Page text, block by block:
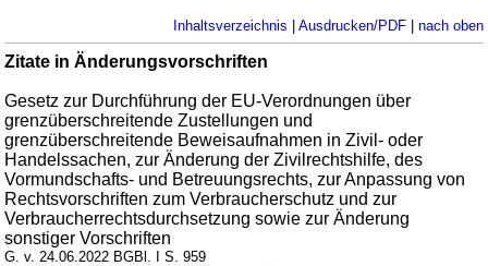
Inhaltsverzeichnis | Ausdrucken/PDF| nach oben
Zitate in Änderungsvorschriften
Gesetz zur Durchführung der EU-Verordnungen über
grenzüberschreitende Zustellungen und
grenzüberschreitende Beweisaufnahmen in Zivil- oder
Handelssachen, zur Änderung der Zivilrechtshilfe, des
Vormundschafts- und Betreuungsrechts, zur Anpassung von
Rechtsvorschriften zum Verbraucherschutz und zur
Verbraucherrechtsdurchsetzung sowie zur Änderung
sonstiger Vorschriften
G. v. 24.06.2022 BGBl. I S. 959